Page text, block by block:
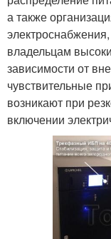
а также
владельцам
зависимости от
чувствительные
возникают при
включении